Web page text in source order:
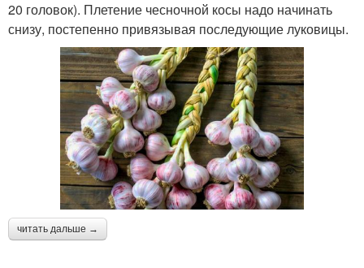
20 головок). Плетение чесночной косы надо начинать
снизу, постепенно привязывая последующие луковицы.
читать дальше →